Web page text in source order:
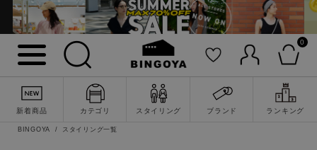
0
新着商品 カテゴリ スタイリング ブランド ランキング
BINGOYA スタイリング一覧